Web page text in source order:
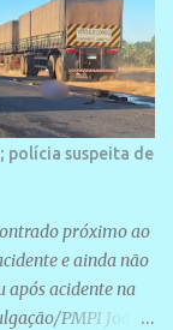
suspeita de
próximo ao
e ainda não
acidente na
PMPI João